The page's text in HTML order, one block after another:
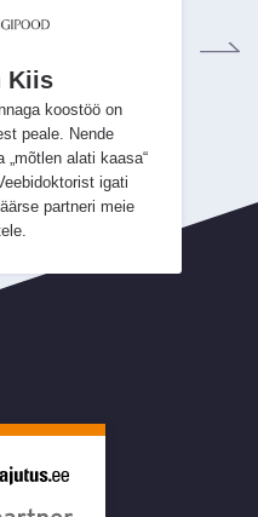
Kiis
koostöö on
peale. Nende
alati kaasa“
igati
partneri meie